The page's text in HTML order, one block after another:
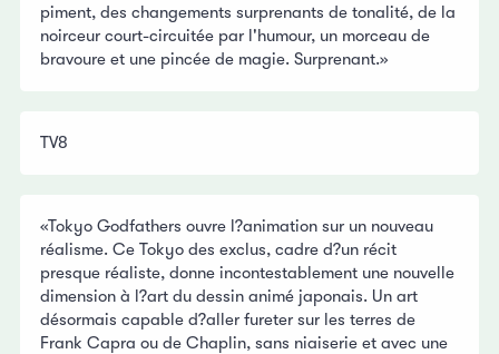
piment, des changements surprenants de tonalité, de la
noirceur court-circuitée par l'humour, un morceau de
bravoure et une pincée de magie. Surprenant.»
TV8
«Tokyo Godfathers ouvre l?animation sur un nouveau
réalisme. Ce Tokyo des exclus, cadre d?un récit
presque réaliste, donne incontestablement une nouvelle
dimension à l?art du dessin animé japonais. Un art
désormais capable d?aller fureter sur les terres de
Frank Capra ou de Chaplin, sans niaiserie et avec une